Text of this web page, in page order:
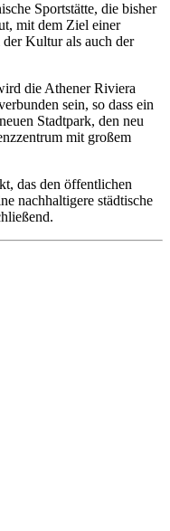
Sportstätte, die bisher
mit dem Ziel einer
Kultur als auch der
die Athener Riviera
sein, so dass ein
Stadtpark, den neu
mit großem
das den öffentlichen
nachhaltigere städtische